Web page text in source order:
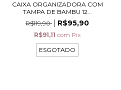
CAIXA ORGANIZADORA COM
TAMPA DE BAMBU 12...
R$119,90
R$95,90
R$91,11 com Pix
ESGOTADO